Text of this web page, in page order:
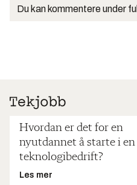
Du kan kommentere under
Hvordan er det for en
nyutdannet å starte i
teknologibedrift?
Les mer